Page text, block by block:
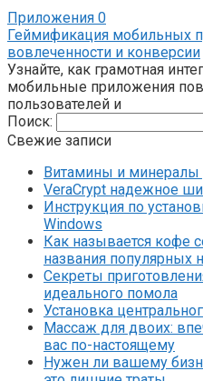
Приложения 0
Геймификация мобильных
вовлеченности и конверсии
Узнайте, как грамотная
мобильные приложения
пользователей и
Поиск:
Свежие записи
Витамины и минералы
VeraCrypt надежное
Инструкция по
Windows
Как называется кофе
названия популярных
Секреты
идеального помола
Установка
Массаж для двоих:
вас по-настоящему
Нужен ли вашему